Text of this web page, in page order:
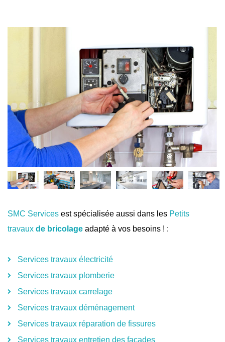
SMC Services est spécialisée aussi dans les Petits
travaux de bricolage adapté à vos besoins ! :
Services travaux électricité
Services travaux plomberie
Services travaux carrelage
Services travaux déménagement
Services travaux réparation de fissures
Services travaux entretien des façades